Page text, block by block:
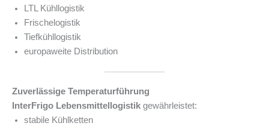
LTL Kühllogistik
Frischelogistik
Tiefkühllogistik
europaweite Distribution
Zuverlässige Temperaturführung
InterFrigo Lebensmittellogistik gewährleistet:
stabile Kühlketten